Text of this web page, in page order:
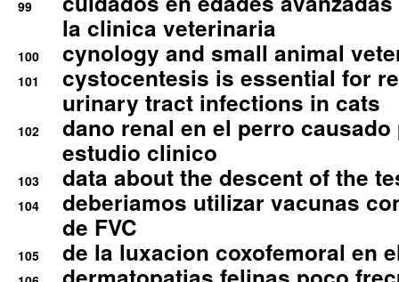
99
la clinica veterinaria
100 cynology and small animal
101
cystocentesis is essential for
urinary tract infections in cats
102
dano renal en el perro
estudio clinico
103 data about the descent of the
104
deberiamos utilizar vacunas
de FVC
105 de la luxacion coxofemoral en